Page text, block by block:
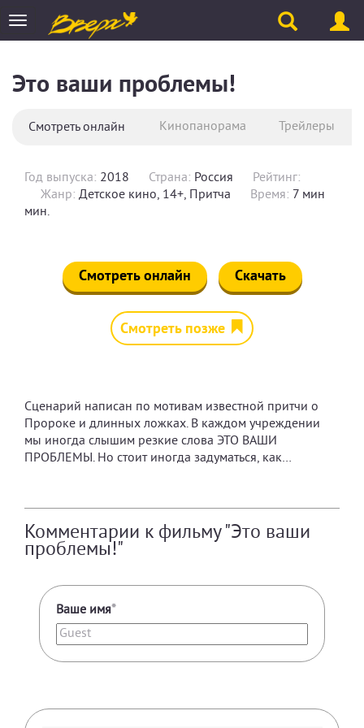
Toggle
navigation
Это ваши проблемы!
Смотреть онлайн Кинопанорама Трейлеры
Год выпуска: 2018 Страна: Россия
Рейтинг:
Жанр: Детское кино, 14+, Притча Время: 7 мин
мин.
Смотреть онлайн Скачать
Смотреть позже
Сценарий написан по мотивам известной притчи о
Пророке и длинных ложках. В каждом учреждении
мы иногда слышим резкие слова ЭТО ВАШИ
ПРОБЛЕМЫ. Но стоит иногда задуматься, как…
Комментарии к фильму "Это ваши
проблемы!"
Ваше имя*